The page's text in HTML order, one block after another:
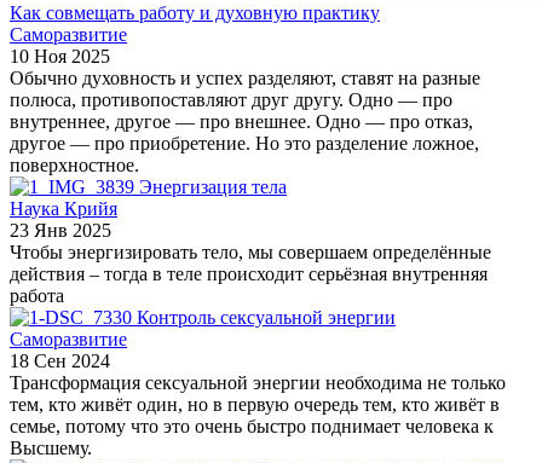
Как совмещать работу и духовную практику
Саморазвитие
10 Ноя 2025
Обычно духовность и успех разделяют, ставят на разные
полюса, противопоставляют друг другу. Одно — про
внутреннее, другое — про внешнее. Одно — про отказ,
другое — про приобретение. Но это разделение ложное,
поверхностное.
Энергизация тела
Наука Крийя
23 Янв 2025
Чтобы энергизировать тело, мы совершаем определённые
действия – тогда в теле происходит серьёзная внутренняя
работа
Контроль сексуальной энергии
Саморазвитие
18 Сен 2024
Трансформация сексуальной энергии необходима не только
тем, кто живёт один, но в первую очередь тем, кто живёт в
семье, потому что это очень быстро поднимает человека к
Высшему.